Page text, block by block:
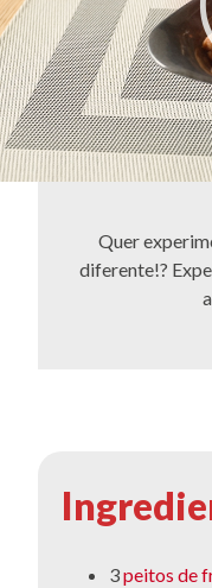
Quer
diferente!?
3peitos de